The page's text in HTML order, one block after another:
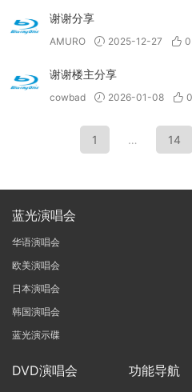
谢谢分享
AMURO 2025-12-27 0
谢谢楼主分享
cowbad 2026-01-08 0
1 … 14
蓝光演唱会
华语演唱会
欧美演唱会
日本演唱会
韩国演唱会
蓝光演示碟
DVD演唱会 功能导航